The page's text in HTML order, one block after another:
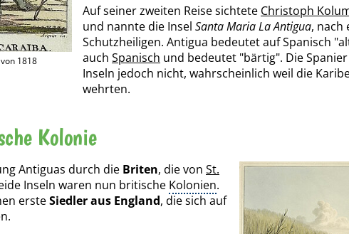
1818
Auf seiner zweiten Reise sichtete Christoph
und nannte die Insel Santa Maria La Antigua, nach
Schutzheiligen. Antigua bedeutet auf Spanisch
auch Spanisch und bedeutet "bärtig". Die
Inseln jedoch nicht, wahrscheinlich weil die
wehrten.
Kolonie
Antiguas durch die Briten, die von St.
Inseln waren nun britische Kolonien.
ersteSiedler aus England, die sich auf